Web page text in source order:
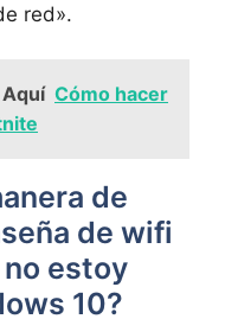
red».
Cómo hacer
de
de wifi
no estoy
10?